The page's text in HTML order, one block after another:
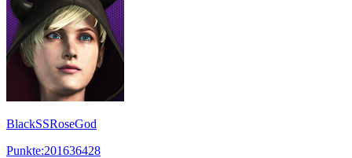
BlackSSRoseGod
Punkte:201636428